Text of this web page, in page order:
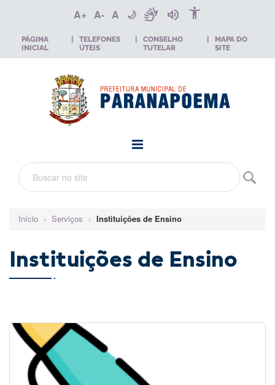
A+ A- A 🌙 sign_language volume_up accessibility_new
PÁGINA
INICIAL
TELEFONES
ÚTEIS
CONSELHO
TUTELAR
MAPA DO
SITE
Início › Serviços › Instituições de Ensino
Instituições de Ensino